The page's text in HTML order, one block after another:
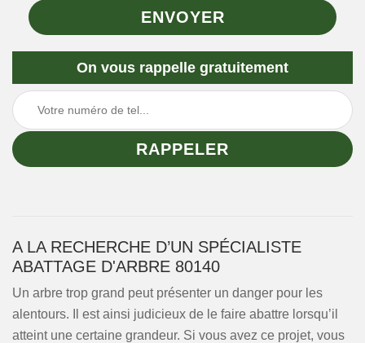
On vous rappelle gratuitement
A LA RECHERCHE D’UN SPÉCIALISTE
ABATTAGE D'ARBRE 80140
Un arbre trop grand peut présenter un danger pour les
alentours. Il est ainsi judicieux de le faire abattre lorsqu’il
atteint une certaine grandeur. Si vous avez ce projet, vous